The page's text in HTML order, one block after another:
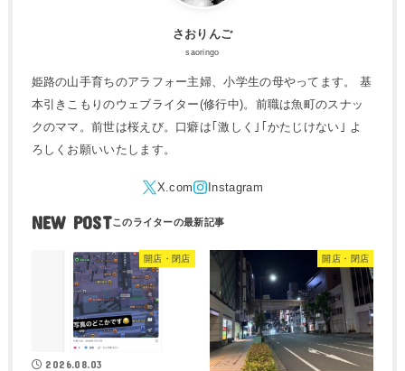
さおりんご
saoringo
姫路の山手育ちのアラフォー主婦、小学生の母やってます。 基
本引きこもりのウェブライター(修行中)。前職は魚町のスナッ
クのママ。前世は桜えび。口癖は｢激しく｣｢かたじけない｣ よ
ろしくお願いいたします。
NEW POST
開店・閉店
2026.08.03
開店・閉店